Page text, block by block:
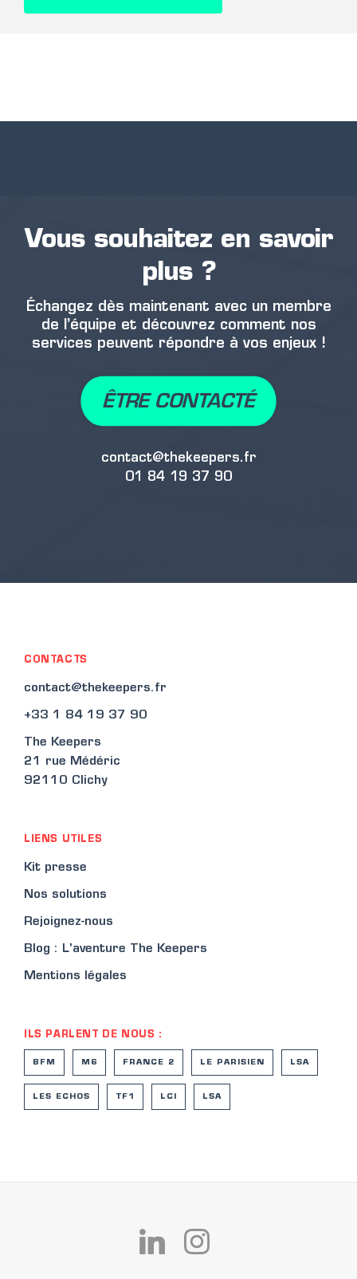
Vous souhaitez en savoir
plus ?
Échangez dès maintenant avec un membre
de l’équipe et découvrez comment nos
services peuvent répondre à vos enjeux !
ÊTRE CONTACTÉ
contact@thekeepers.fr
01 84 19 37 90
CONTACTS
contact@thekeepers.fr
+33 1 84 19 37 90
The Keepers
21 rue Médéric
92110 Clichy
LIENS UTILES
Kit presse
Nos solutions
Rejoignez-nous
Blog : L'aventure The Keepers
Mentions légales
ILS PARLENT DE NOUS :
BFM M6 FRANCE 2 LE PARISIEN LSA
LES ECHOS TF1 LCI LSA